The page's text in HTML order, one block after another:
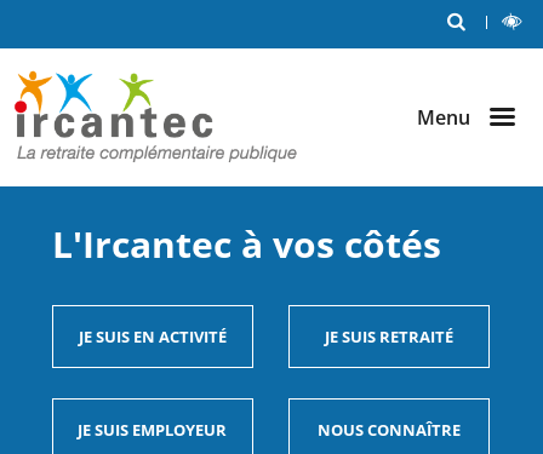
contenu
principal
menu
principal
bouton
lecture
contraste
RECHERCHE
Menu
L'Ircantec à vos côtés
JE SUIS EN ACTIVITÉ JE SUIS RETRAITÉ
JE SUIS EMPLOYEUR NOUS CONNAÎTRE